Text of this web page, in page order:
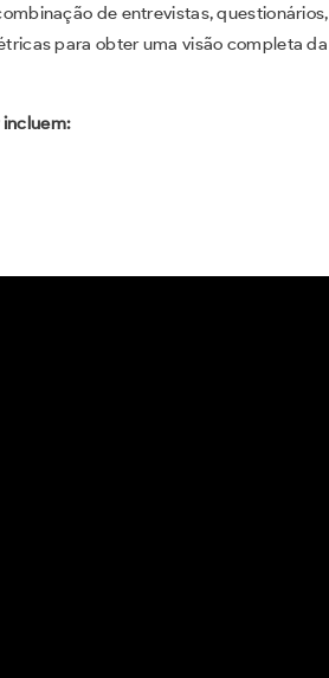
de entrevistas, questionários,
para obter uma visão completa da